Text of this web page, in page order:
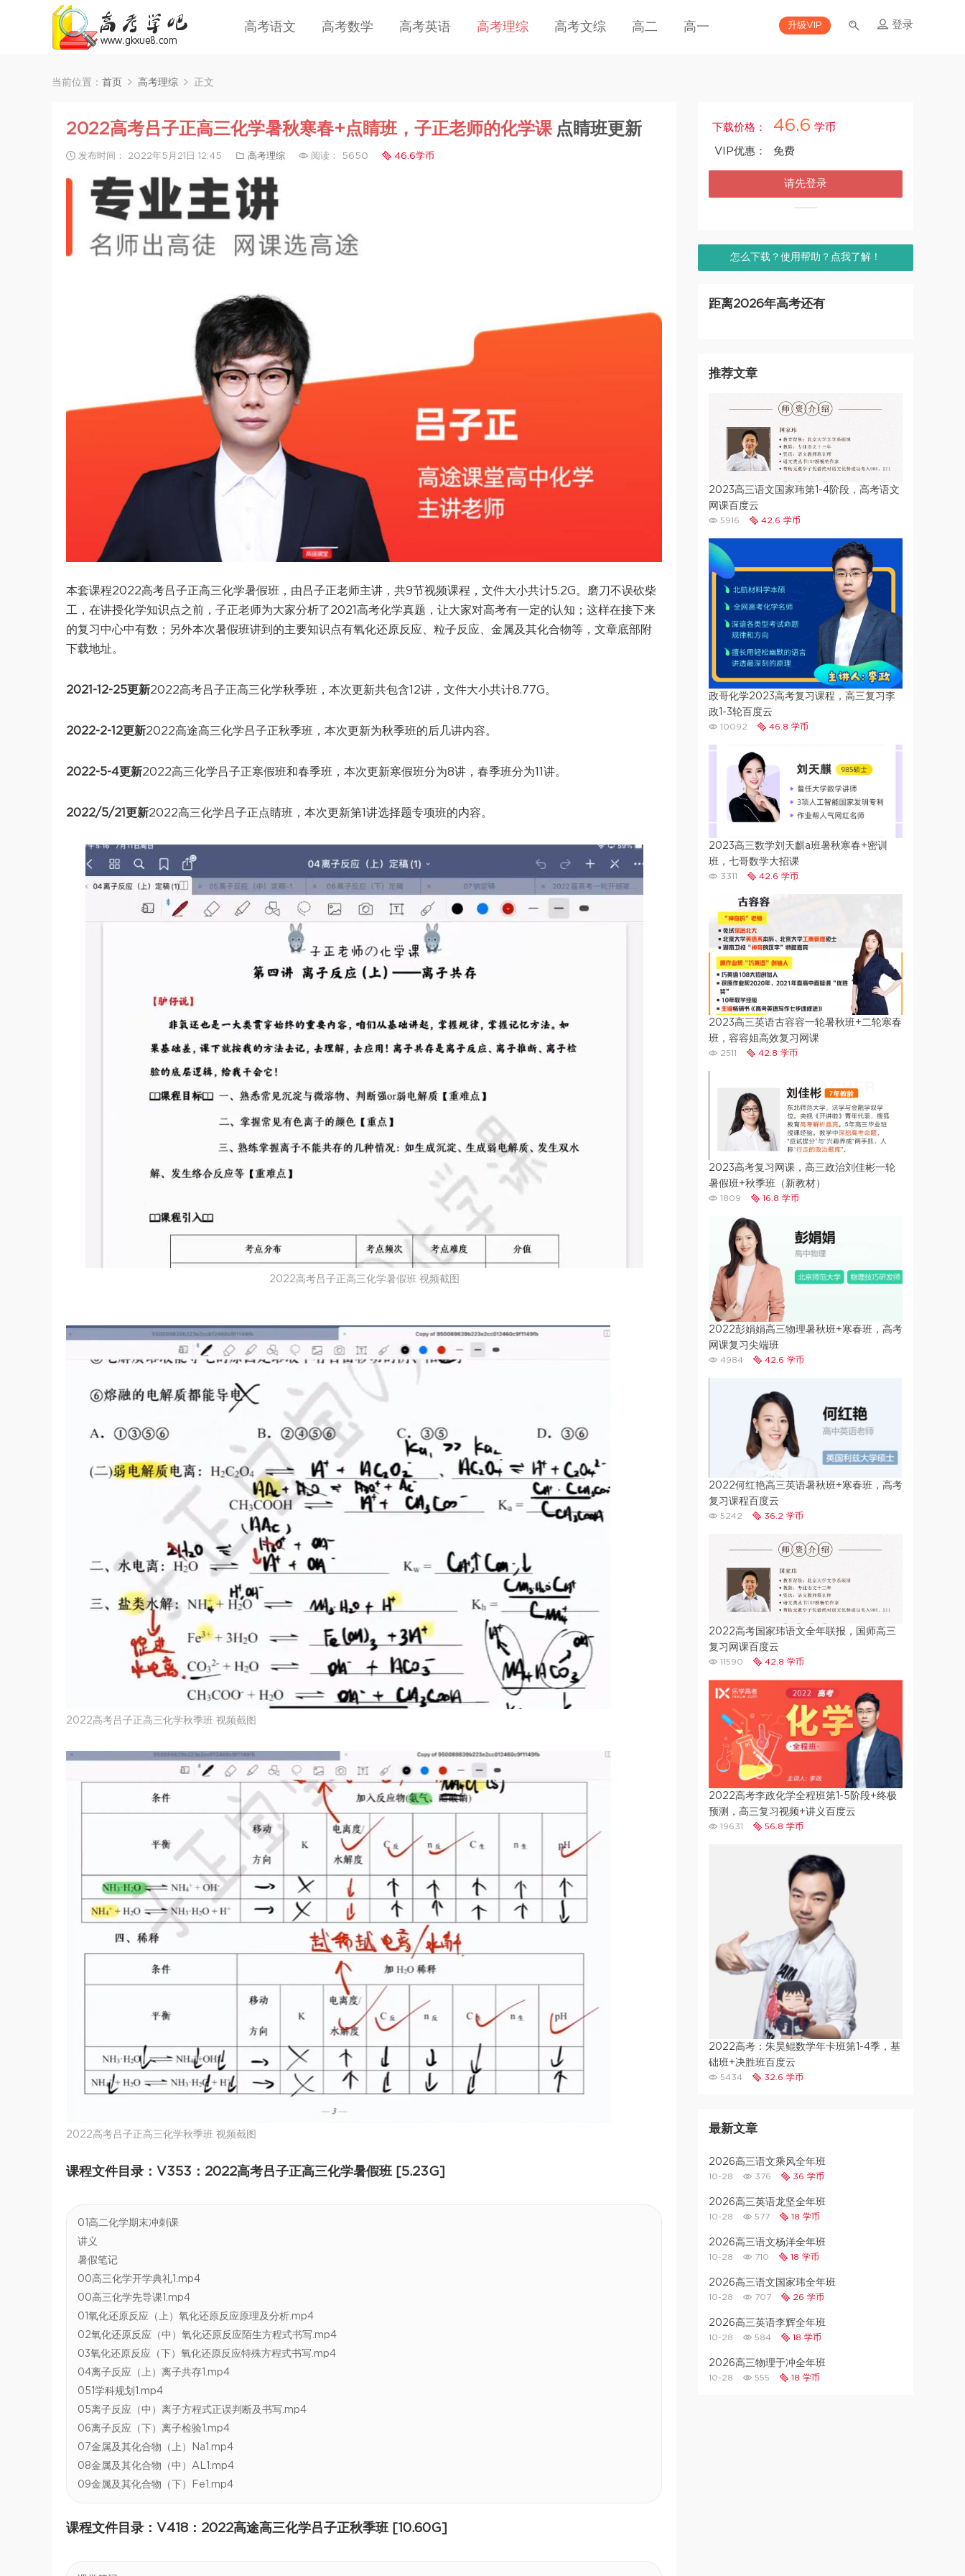
高考语文 高考数学 高考英语 高考理综 高考文综 高二 高一 升级VIP 登录
当前位置： 首页 高考理综 正文
2022高考吕子正高三化学暑秋寒春+点睛班，子正老师的化学课 点睛班更新
发布时间： 2022年5月21日 12:45 高考理综 阅读： 5650 46.6学币
本套课程2022高考吕子正高三化学暑假班，由吕子正老师主讲，共9节视频课程，文件大小共计5.2G。磨刀不误砍柴
工，在讲授化学知识点之前，子正老师为大家分析了2021高考化学真题，让大家对高考有一定的认知；这样在接下来
的复习中心中有数；另外本次暑假班讲到的主要知识点有氧化还原反应、粒子反应、金属及其化合物等，文章底部附
下载地址。
2021-12-25更新2022高考吕子正高三化学秋季班，本次更新共包含12讲，文件大小共计8.77G。
2022-2-12更新2022高途高三化学吕子正秋季班，本次更新为秋季班的后几讲内容。
2022-5-4更新2022高三化学吕子正寒假班和春季班，本次更新寒假班分为8讲，春季班分为11讲。
2022/5/21更新2022高三化学吕子正点睛班，本次更新第1讲选择题专项班的内容。
2022高考吕子正高三化学暑假班 视频截图
2022高考吕子正高三化学秋季班 视频截图
2022高考吕子正高三化学秋季班 视频截图
课程文件目录：V353：2022高考吕子正高三化学暑假班 [5.23G]
01高二化学期末冲刺课
讲义
暑假笔记
00高三化学开学典礼1.mp4
00高三化学先导课1.mp4
01氧化还原反应（上）氧化还原反应原理及分析.mp4
02氧化还原反应（中）氧化还原反应陌生方程式书写.mp4
03氧化还原反应（下）氧化还原反应特殊方程式书写.mp4
04离子反应（上）离子共存1.mp4
051学科规划1.mp4
05离子反应（中）离子方程式正误判断及书写.mp4
06离子反应（下）离子检验1.mp4
07金属及其化合物（上）Na1.mp4
08金属及其化合物（中）AL1.mp4
09金属及其化合物（下）Fe1.mp4
课程文件目录：V418：2022高途高三化学吕子正秋季班 [10.60G]
下载价格： 46.6 学币
VIP优惠： 免费
请先登录
怎么下载？使用帮助？点我了解！
距离2026年高考还有
推荐文章
2023高三语文国家玮第1-4阶段，高考语文
网课百度云
5916 42.6 学币
政哥化学2023高考复习课程，高三复习李
政1-3轮百度云
10092 46.8 学币
2023高三数学刘天麒a班暑秋寒春+密训
班，七哥数学大招课
3311 42.6 学币
2023高三英语古容容一轮暑秋班+二轮寒春
班，容容姐高效复习网课
2511 42.8 学币
2023高考复习网课，高三政治刘佳彬一轮
暑假班+秋季班（新教材）
1809 16.8 学币
2022彭娟娟高三物理暑秋班+寒春班，高考
网课复习尖端班
4984 42.6 学币
2022何红艳高三英语暑秋班+寒春班，高考
复习课程百度云
5242 36.2 学币
2022高考国家玮语文全年联报，国师高三
复习网课百度云
11590 42.8 学币
2022高考李政化学全程班第1-5阶段+终极
预测，高三复习视频+讲义百度云
19631 56.8 学币
2022高考：朱昊鲲数学年卡班第1-4季，基
础班+决胜班百度云
5434 32.6 学币
最新文章
2026高三语文乘风全年班
10-28 376 36 学币
2026高三英语龙坚全年班
10-28 577 18 学币
2026高三语文杨洋全年班
10-28 710 18 学币
2026高三语文国家玮全年班
10-28 707 26 学币
2026高三英语李辉全年班
10-28 584 18 学币
2026高三物理于冲全年班
10-28 555 18 学币